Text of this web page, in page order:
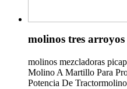
molinos tres
molinos mezcladoras
Molino A Martillo Para
Potencia De